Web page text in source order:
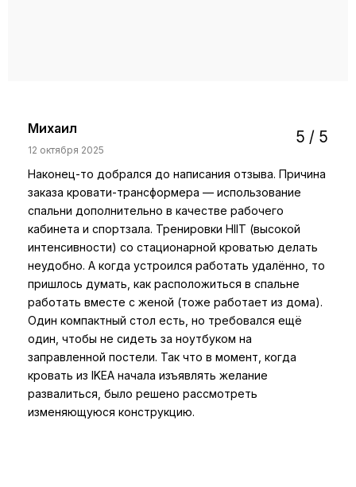
Михаил
12 октября 2025
5 / 5
Наконец-то добрался до написания отзыва. Причина
заказа кровати-трансформера — использование
спальни дополнительно в качестве рабочего
кабинета и спортзала. Тренировки HIIT (высокой
интенсивности) со стационарной кроватью делать
неудобно. А когда устроился работать удалённо, то
пришлось думать, как расположиться в спальне
работать вместе с женой (тоже работает из дома).
Один компактный стол есть, но требовался ещё
один, чтобы не сидеть за ноутбуком на
заправленной постели. Так что в момент, когда
кровать из IKEA начала изъявлять желание
развалиться, было решено рассмотреть
изменяющуюся конструкцию.